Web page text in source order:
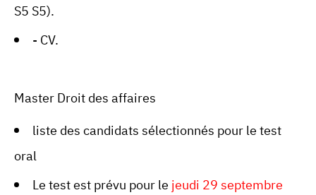
S5 S5).
- CV.
Master Droit des affaires
liste des candidats sélectionnés pour le test
oral
Le test est prévu pour le jeudi 29 septembre